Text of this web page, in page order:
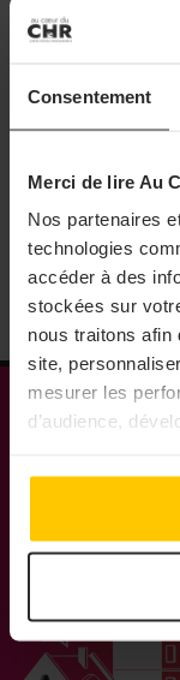
Consentement
Merci de lire Au
Nos partenaires
technologies
accéder à des
stockées sur
nous traitons afin
site,
mesurer les
d’audience,
hésitant. «
modèle
développement
les modalités
de l’alimentaire,
restent flous.
reprise ou de
Rational
pour les
Rational
valider
équipements de
30/06/2026